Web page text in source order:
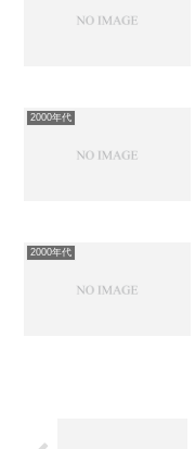
2000年代
2000年代